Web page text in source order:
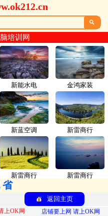

培训网
新能水电 金鸿家装
新蓝空调 新雷商行
新雷商行 新雷商行
返回主页
上OK网
店铺要上网 请上OK网